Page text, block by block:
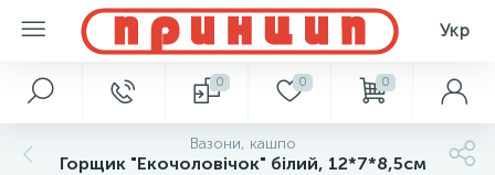
Укр
0 0 0
Вазони, кашпо
Горщик "Екочоловічок" білий, 12*7*8,5см